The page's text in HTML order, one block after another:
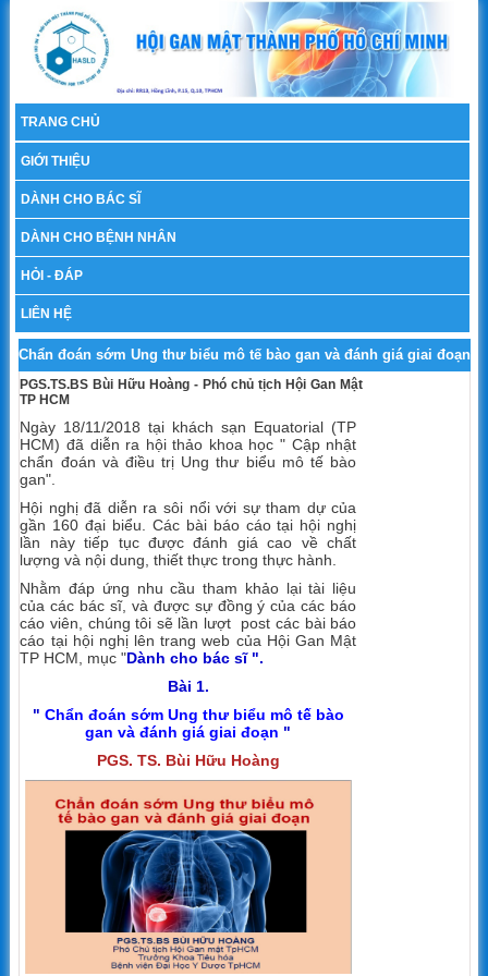
TRANG CHỦ
GIỚI THIỆU
DÀNH CHO BÁC SĨ
DÀNH CHO BỆNH NHÂN
HỎI - ĐÁP
LIÊN HỆ
Chẩn đoán sớm Ung thư biểu mô tế bào gan và đánh giá giai đoạn
(HN 18/11/18)
PGS.TS.BS Bùi Hữu Hoàng - Phó chủ tịch Hội Gan Mật
TP HCM
Ngày 18/11/2018 tại khách sạn Equatorial (TP
HCM) đã diễn ra hội thảo khoa học " Cập nhật
chẩn đoán và điều trị Ung thư biểu mô tế bào
gan".
Hội nghị đã diễn ra sôi nổi với sự tham dự của
gần 160 đại biểu. Các bài báo cáo tại hội nghị
lần này tiếp tục được đánh giá cao về chất
lượng và nội dung, thiết thực trong thực hành.
Nhằm đáp ứng nhu cầu tham khảo lại tài liệu
của các bác sĩ, và được sự đồng ý của các báo
cáo viên, chúng tôi sẽ lần lượt post các bài báo
cáo tại hội nghị lên trang web của Hội Gan Mật
TP HCM, mục "Dành cho bác sĩ ".
Bài 1.
" Chẩn đoán sớm Ung thư biểu mô tế bào
gan và đánh giá giai đoạn "
PGS. TS. Bùi Hữu Hoàng